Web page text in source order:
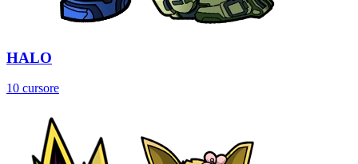
HALO
10 cursore